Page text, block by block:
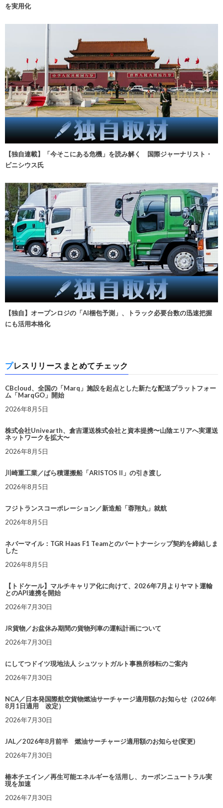
を実用化
【独自連載】「今そこにある危機」を読み解く 国際ジャーナリスト・
ビニシウス氏
【独自】オープンロジの「AI梱包予測」、トラック必要台数の迅速把握
にも活用本格化
プレスリリースまとめてチェック
CBcloud、全国の「Marq」施設を起点とした新たな配送プラットフォー
ム「MarqGO」開始
2026年8月5日
株式会社Univearth、倉吉運送株式会社と資本提携〜山陰エリアへ実運送
ネットワークを拡大〜
2026年8月5日
川崎重工業／ばら積運搬船「ARISTOS II」の引き渡し
2026年8月5日
フジトランスコーポレーション／新造船「蓉翔丸」就航
2026年8月5日
ネバーマイル：TGR Haas F1 Teamとのパートナーシップ契約を締結しま
した
2026年8月5日
【トドケール】マルチキャリア化に向けて、2026年7月よりヤマト運輸
とのAPI連携を開始
2026年7月30日
JR貨物／お盆休み期間の貨物列車の運転計画について
2026年7月30日
にしてつドイツ現地法人 シュツットガルト事務所移転のご案内
2026年7月30日
NCA／日本発国際航空貨物燃油サーチャージ適用額のお知らせ（2026年
8月1日適用 改定）
2026年7月30日
JAL／2026年8月前半 燃油サーチャージ適用額のお知らせ(変更)
2026年7月30日
椿本チエイン／再生可能エネルギーを活用し、カーボンニュートラル実
現を加速
2026年7月30日